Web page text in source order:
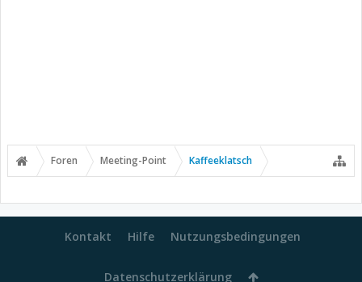
Foren Meeting-Point Kaffeeklatsch
Kontakt Hilfe Nutzungsbedingungen
Datenschutzerklärung